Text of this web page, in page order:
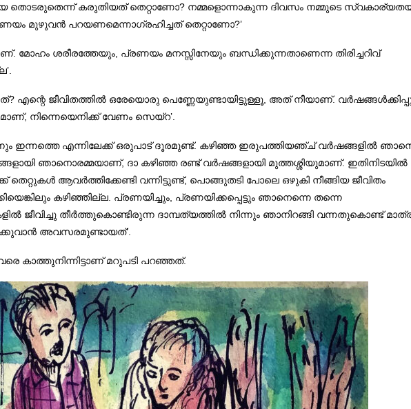
തൊടരുതെന്ന് കരുതിയത് തെറ്റാണോ? നമ്മളൊന്നാകുന്ന ദിവസം നമ്മുടെ
മുഴുവൻ പറയണമെന്നാഗ്രഹിച്ചത് തെറ്റാണോ?’
മോഹം ശരീരത്തേയും, പ്രണയം മനസ്സിനേയും ബന്ധിക്കുന്നതാണെന്ന തിരിച്ചറിവ്
എന്റെ ജീവിതത്തിൽ ഒരേയൊരു പെണ്ണേയുണ്ടായിട്ടുള്ളൂ, അത് നീയാണ്.
നിന്നെയെനിക്ക് വേണം സെയ്‌റ’.
ഇന്നത്തെ എന്നിലേക്ക് ഒരുപാട് ദൂരമുണ്ട്. കഴിഞ്ഞ ഇരുപത്തിയഞ്ച് വർഷങ്ങളിൽ
ഞാനൊരമ്മയാണ്, ദാ കഴിഞ്ഞ രണ്ട് വർഷങ്ങളായി മുത്തശ്ശിയുമാണ്. ഇതിനിടയിൽ
തെറ്റുകൾ ആവർത്തിക്കേണ്ടി വന്നിട്ടുണ്ട്, പൊങ്ങുതടി പോലെ ഒഴുകി നീങ്ങിയ ജീവിതം
കഴിഞ്ഞില്ല. പ്രണയിച്ചും, പ്രണയിക്കപ്പെട്ടും ഞാനെന്നെ തന്നെ
ജീവിച്ചു തീർത്തുകൊണ്ടിരുന്ന ദാമ്പത്യത്തിൽ നിന്നും ഞാനിറങ്ങി വന്നതുകൊണ്ട്
അവസരമുണ്ടായത്’.
കാത്തുനിന്നിട്ടാണ് മറുപടി പറഞ്ഞത്.